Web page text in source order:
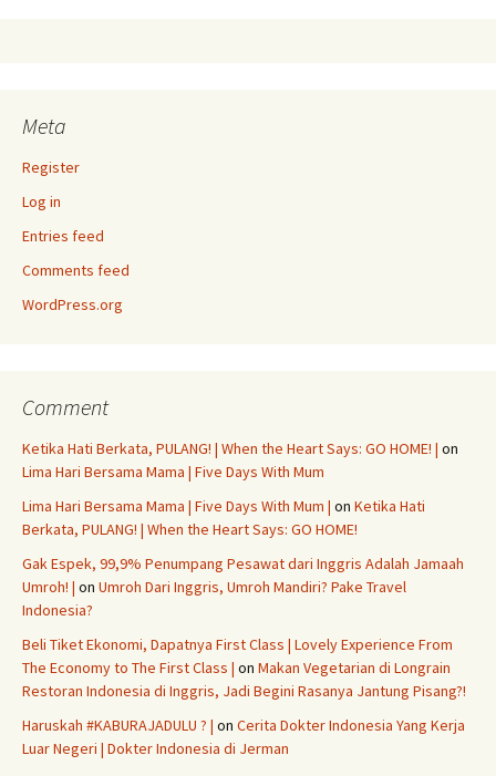
Meta
Register
Log in
Entries feed
Comments feed
WordPress.org
Comment
Ketika Hati Berkata, PULANG! | When the Heart Says: GO HOME! | on
Lima Hari Bersama Mama | Five Days With Mum
Lima Hari Bersama Mama | Five Days With Mum | on Ketika Hati
Berkata, PULANG! | When the Heart Says: GO HOME!
Gak Espek, 99,9% Penumpang Pesawat dari Inggris Adalah Jamaah
Umroh! | on Umroh Dari Inggris, Umroh Mandiri? Pake Travel
Indonesia?
Beli Tiket Ekonomi, Dapatnya First Class | Lovely Experience From
The Economy to The First Class | on Makan Vegetarian di Longrain
Restoran Indonesia di Inggris, Jadi Begini Rasanya Jantung Pisang?!
Haruskah #KABURAJADULU ? | on Cerita Dokter Indonesia Yang Kerja
Luar Negeri | Dokter Indonesia di Jerman